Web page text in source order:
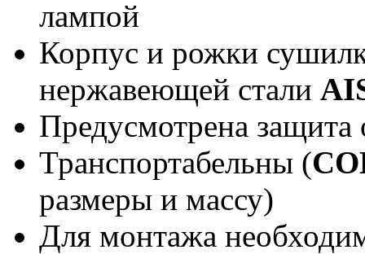
лампой
Корпус и рожки
нержавеющей стали
Предусмотрена защита
Транспортабельны (
размеры и массу)
Для монтажа